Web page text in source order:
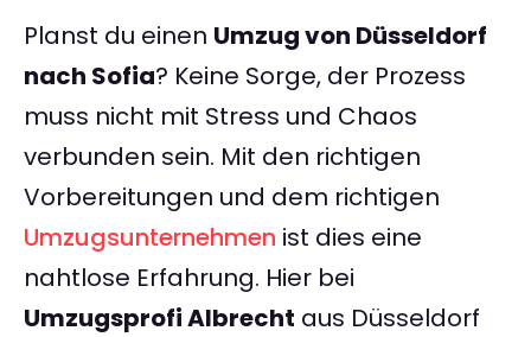
Planst du einen Umzug von Düsseldorf
nach Sofia? Keine Sorge, der Prozess
muss nicht mit Stress und Chaos
verbunden sein. Mit den richtigen
Vorbereitungen und dem richtigen
Umzugsunternehmen ist dies eine
nahtlose Erfahrung. Hier bei
Umzugsprofi Albrecht aus Düsseldorf